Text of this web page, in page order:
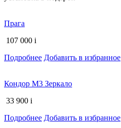
Прага
107 000 i
Подробнее Добавить в избранное
Кондор М3 Зеркало
33 900 i
Подробнее Добавить в избранное